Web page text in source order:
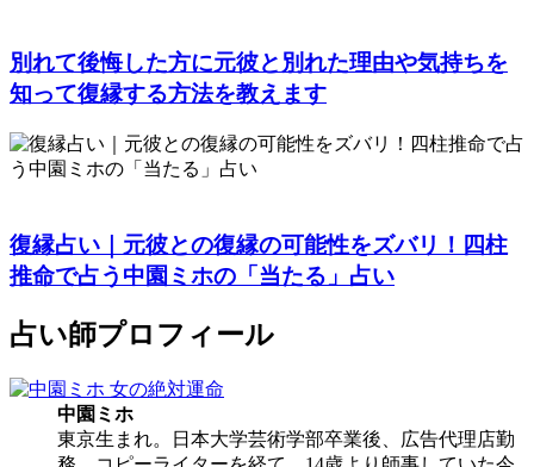
別れて後悔した方に元彼と別れた理由や気持ちを
知って復縁する方法を教えます
復縁占い｜元彼との復縁の可能性をズバリ！四柱
推命で占う中園ミホの「当たる」占い
占い師プロフィール
中園ミホ
東京生まれ。日本大学芸術学部卒業後、広告代理店勤